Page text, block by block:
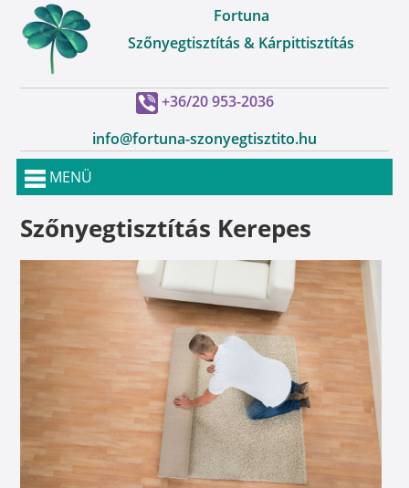
Fortuna
Szőnyegtisztítás & Kárpittisztítás
+36/20 953-2036
info@fortuna-szonyegtisztito.hu
MENÜ
Szőnyegtisztítás Kerepes